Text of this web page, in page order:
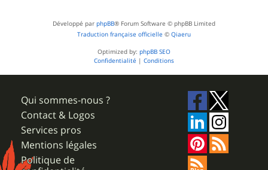
Développé par phpBB® Forum Software © phpBB Limited
Traduction française officielle © Qiaeru
Optimized by: phpBB SEO
Confidentialité | Conditions
Qui sommes-nous ?
Contact & Logos
Services pros
Mentions légales
Politique de